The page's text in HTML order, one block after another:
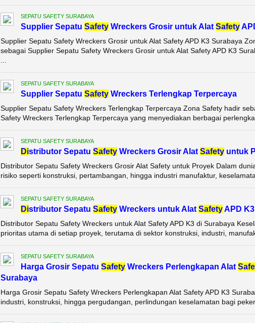
SEPATU SAFETY SURABAYA
Supplier Sepatu SafetyWreckers Grosir untuk Alat Safety
Supplier Sepatu Safety Wreckers Grosir untuk Alat Safety APD K3 Surabaya
sebagai Supplier Sepatu Safety Wreckers Grosir untuk Alat Safety APD K3
SEPATU SAFETY SURABAYA
Supplier Sepatu SafetyWreckers Terlengkap Terpercaya
Supplier Sepatu Safety Wreckers Terlengkap Terpercaya Zona Safety hadir
Safety Wreckers Terlengkap Terpercaya yang menyediakan berbagai
SEPATU SAFETY SURABAYA
Distributor Sepatu SafetyWreckers Grosir Alat Safetyuntuk
Distributor Sepatu Safety Wreckers Grosir Alat Safety untuk Proyek Dalam
risiko seperti konstruksi, pertambangan, hingga industri manufaktur,
SEPATU SAFETY SURABAYA
Distributor Sepatu SafetyWreckers untuk Alat SafetyAPD
Distributor Sepatu Safety Wreckers untuk Alat Safety APD K3 di Surabaya
prioritas utama di setiap proyek, terutama di sektor konstruksi, industri,
SEPATU SAFETY SURABAYA
Harga Grosir Sepatu SafetyWreckers Perlengkapan Alat
Surabaya
Harga Grosir Sepatu Safety Wreckers Perlengkapan Alat Safety APD K3
industri, konstruksi, hingga pergudangan, perlindungan keselamatan bagi